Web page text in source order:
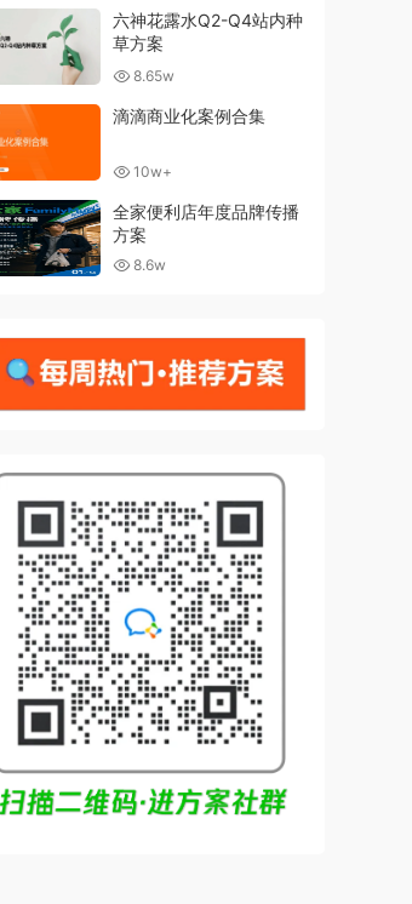
六神花露水Q2-Q4站内种
草方案
8.65w
滴滴商业化案例合集
10w+
全家便利店年度品牌传播
方案
8.6w